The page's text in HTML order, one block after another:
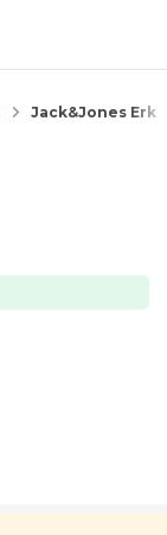
Jack&Jones